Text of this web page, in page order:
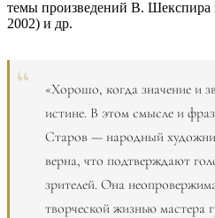
темы произведений В.
2002) и др.
«Хорошо, когда значение и
истине. В этом смысле и
Старов — народный
верна, что подтверждают
зрителей. Она
творческой жизнью мастера